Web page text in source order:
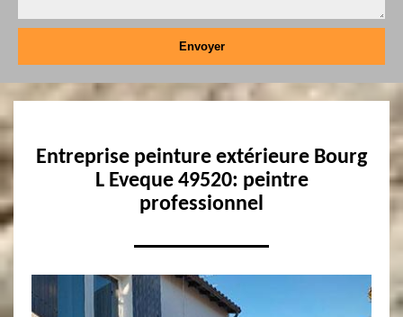
Entreprise peinture extérieure Bourg
L Eveque 49520: peintre
professionnel